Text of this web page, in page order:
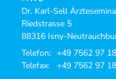
Dr. Karl-Sell
Riedstrasse 5
88316 Isny-
Telefon: +49 7562 97
Telefax:
+49 7562 97